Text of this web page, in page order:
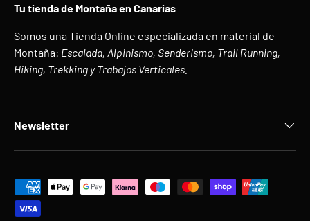
Tu tienda de Montaña en Canarias
Somos una Tienda Online especializada en material de
Montaña: Escalada, Alpinismo, Senderismo, Trail Running,
Hiking, Trekking y Trabajos Verticales.
Newsletter
Formas de pago aceptadas